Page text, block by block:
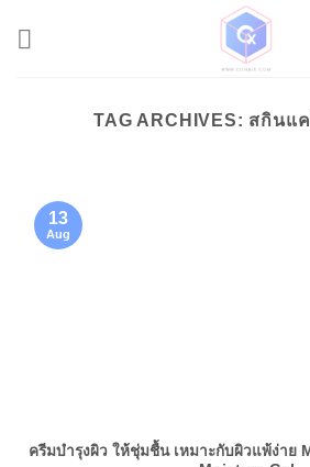
TAG ARCHIVES: สกินแ
ครีมบำรุงผิว ให้ชุ่มชื้น เหมาะกับผิวแพ้ง่าย
13
Aug